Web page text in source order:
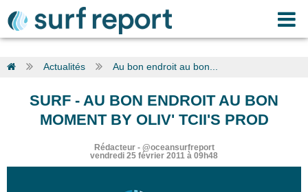
Actualités Au bon endroit au bon...
SURF - AU BON ENDROIT AU BON
MOMENT BY OLIV' TCII'S PROD
Rédacteur- @oceansurfreport
vendredi 25 février 2011 à 09h48